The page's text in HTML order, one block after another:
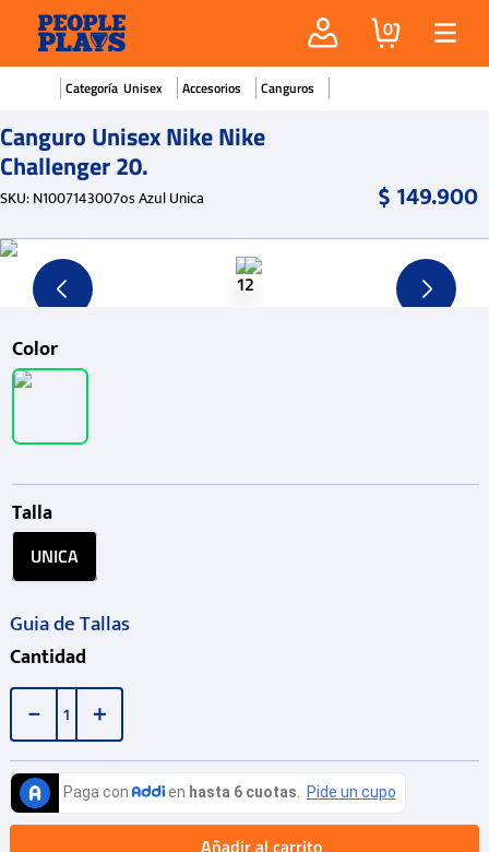
0
Unisex Accesorios Canguros
Canguro Unisex Nike Nike
Challenger 20.
SKU:N1007143007os Azul Unica $149.900
Color
Talla
UNICA
Guia de Tallas
Cantidad
＋
－
Añadir al carrito